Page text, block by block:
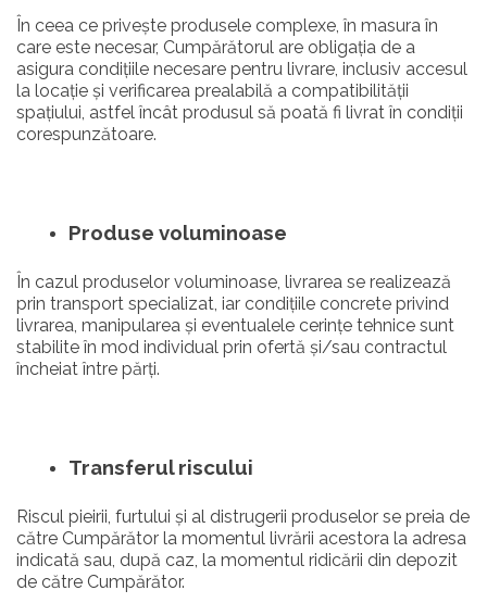
În ceea ce privește produsele complexe, în masura în
care este necesar, Cumpărătorul are obligația de a
asigura condițiile necesare pentru livrare, inclusiv accesul
la locație și verificarea prealabilă a compatibilității
spațiului, astfel încât produsul să poată fi livrat în condiții
corespunzătoare.
Produse voluminoase
În cazul produselor voluminoase, livrarea se realizează
prin transport specializat, iar condițiile concrete privind
livrarea, manipularea și eventualele cerințe tehnice sunt
stabilite în mod individual prin ofertă și/sau contractul
încheiat între părți.
Transferul riscului
Riscul pieirii, furtului și al distrugerii produselor se preia de
către Cumpărător la momentul livrării acestora la adresa
indicată sau, după caz, la momentul ridicării din depozit
de către Cumpărător.